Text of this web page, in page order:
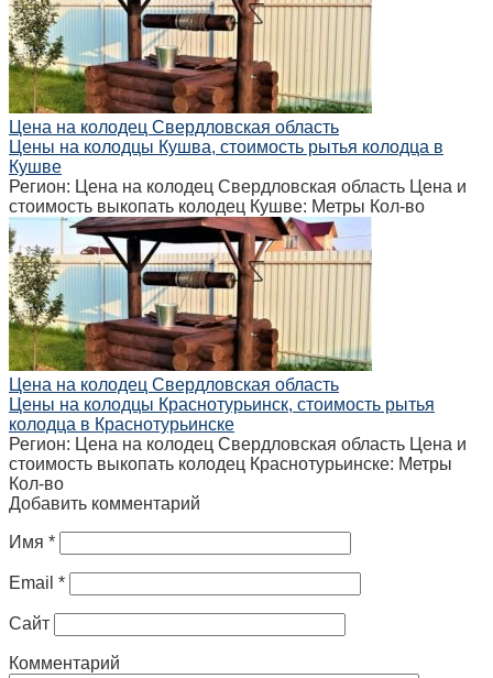
Цена на колодец Свердловская область
Цены на колодцы Кушва, стоимость рытья колодца в
Кушве
Регион: Цена на колодец Свердловская область Цена и
стоимость выкопать колодец Кушве: Метры Кол-во
Цена на колодец Свердловская область
Цены на колодцы Краснотурьинск, стоимость рытья
колодца в Краснотурьинске
Регион: Цена на колодец Свердловская область Цена и
стоимость выкопать колодец Краснотурьинске: Метры
Кол-во
Добавить комментарий
Имя *
Email *
Сайт
Комментарий